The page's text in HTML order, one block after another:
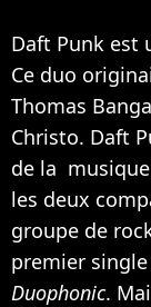
Daft Punk est
Ce duo
Thomas
Christo. Daft
de la musique
les deux
groupe de
premier
Duophonic.